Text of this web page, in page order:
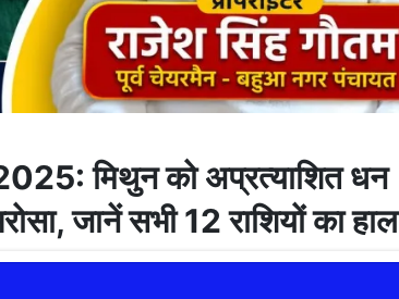
मिथुन को अप्रत्याशित धन
जानें सभी 12 राशियों का हाल